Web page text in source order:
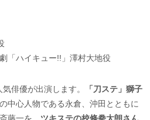
「ハイキュー!!」澤村大地役
俳優が出演します。
「刀ステ」獅子
中心人物である永倉、沖田とともに